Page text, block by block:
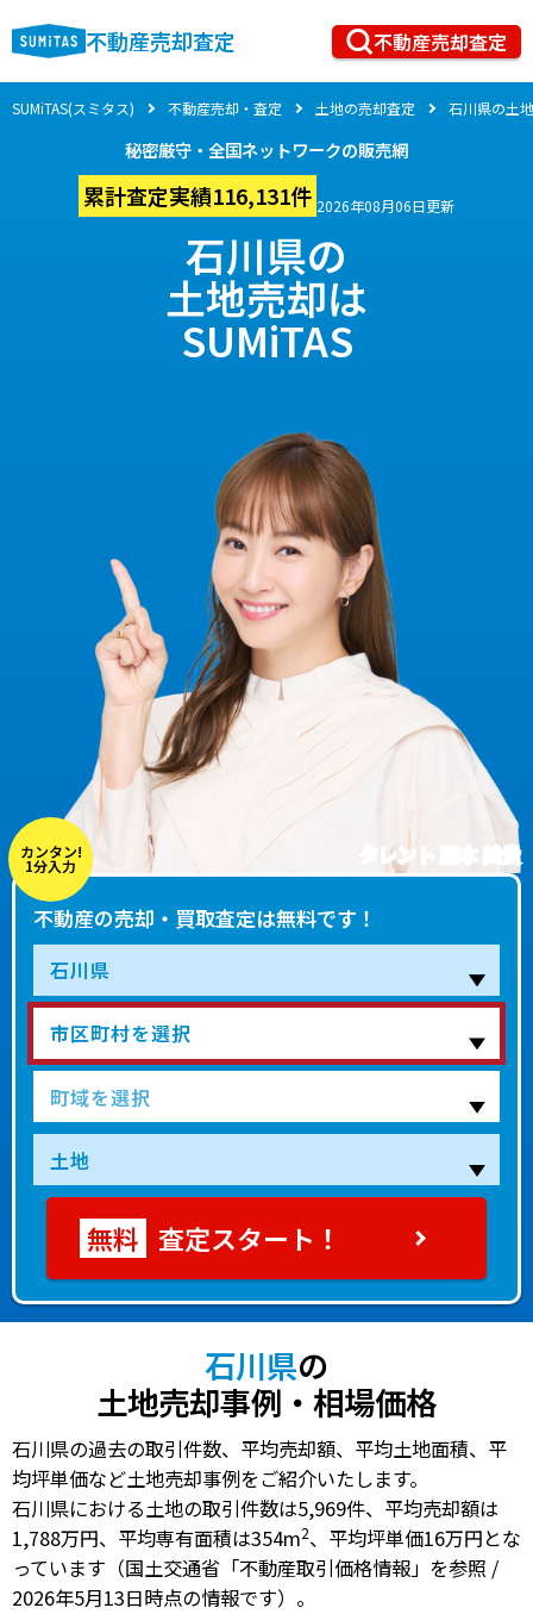
不動産売却査定 不動産売却査定
SUMiTAS(スミタス) 不動産売却・査定 土地の売却査定 石川県の土
秘密厳守・全国ネットワークの販売網
累計査定実績116,131件 2026年08月06日更新
石川県の
土地売却は
SUMiTAS
タレント 藤本 美貴
カンタン!
1分入力
不動産の売却・買取査定は無料です！
査定スタート！
石川県の
土地売却事例・相場価格
石川県の過去の取引件数、平均売却額、平均土地面積、平
均坪単価など土地売却事例をご紹介いたします。
石川県における土地の取引件数は5,969件、 平均売却額は
1,788万円、 平均専有面積は354m2、 平均坪単価16万円とな
っています（国土交通省「不動産取引価格情報」を参照 /
2026年5月13日時点の情報です）。